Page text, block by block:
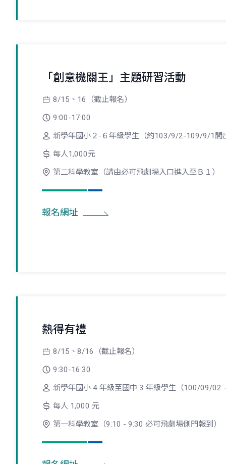
「創意機關王」主題研習活動
8/15、16（截止報名）
9:00-17:00
新學年國小２-６年級學生（約103/9/2-109/9/1間
每人1,000元
第二科學教室（請由必可飛劇場入口進入至Ｂ１）
報名網址
熱得有禮
8/15、8/16（截止報名）
9:30-16:30
新學年國小 4 年級至國中 3 年級學生（100/09/02
每人 1,000 元
第一科學教室（9:10 - 9:30 必可飛劇場側門報到）